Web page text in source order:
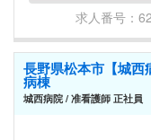
求人番号：
長野県松本市【城
病棟
城西病院 / 准看護師 正社員